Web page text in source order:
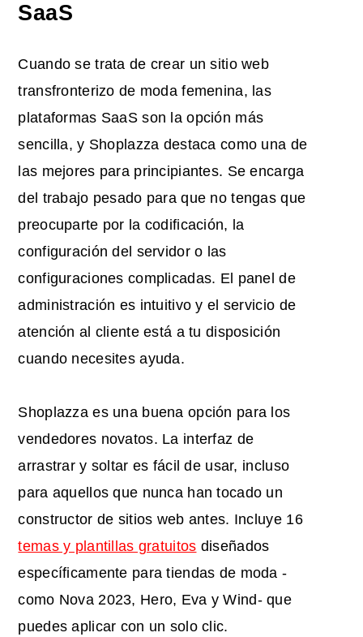
SaaS
Cuando se trata de crear un sitio web
transfronterizo de moda femenina, las
plataformas SaaS son la opción más
sencilla, y Shoplazza destaca como una de
las mejores para principiantes. Se encarga
del trabajo pesado para que no tengas que
preocuparte por la codificación, la
configuración del servidor o las
configuraciones complicadas. El panel de
administración es intuitivo y el servicio de
atención al cliente está a tu disposición
cuando necesites ayuda.
Shoplazza es una buena opción para los
vendedores novatos. La interfaz de
arrastrar y soltar es fácil de usar, incluso
para aquellos que nunca han tocado un
constructor de sitios web antes. Incluye 16
temas y plantillas gratuitos diseñados
específicamente para tiendas de moda -
como Nova 2023, Hero, Eva y Wind- que
puedes aplicar con un solo clic.